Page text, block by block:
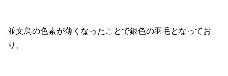
並文鳥の色素が薄くなったことで銀色の羽毛となってお
り、